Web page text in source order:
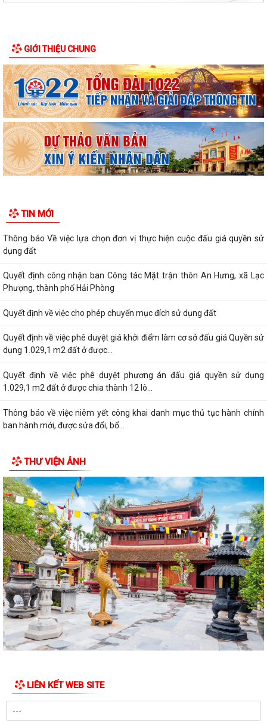
GIỚI THIỆU CHUNG
TIN MỚI
Thông báo Về việc lựa chọn đơn vị thực hiện cuộc đấu giá quyền sử
dụng đất
Quyết định công nhận ban Công tác Mặt trận thôn An Hưng, xã Lạc
Phượng, thành phố Hải Phòng
Quyết định về việc cho phép chuyển mục đích sử dụng đất
Quyết định về việc phê duyệt giá khởi điểm làm cơ sở đấu giá Quyền sử
dụng 1.029,1 m2 đất ở được...
Quyết định về việc phê duyệt phương án đấu giá quyền sử dụng
1.029,1 m2 đất ở được chia thành 12 lô...
Thông báo về việc niêm yết công khai danh mục thủ tục hành chính
ban hành mới, được sửa đổi, bổ...
THƯ VIỆN ẢNH
LIÊN KẾT WEB SITE